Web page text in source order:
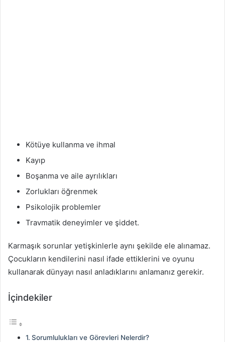
Kötüye kullanma ve ihmal
Kayıp
Boşanma ve aile ayrılıkları
Zorlukları öğrenmek
Psikolojik problemler
Travmatik deneyimler ve şiddet.
Karmaşık sorunlar yetişkinlerle aynı şekilde ele alınamaz.
Çocukların kendilerini nasıl ifade ettiklerini ve oyunu
kullanarak dünyayı nasıl anladıklarını anlamanız gerekir.
İçindekiler
Sorumlulukları ve Görevleri Nelerdir?